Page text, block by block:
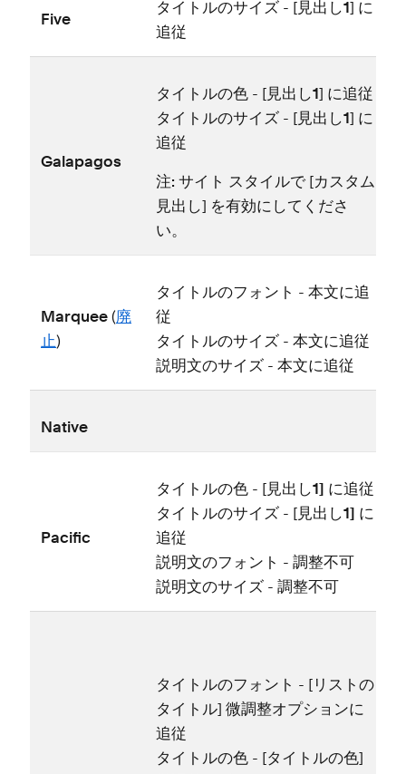
Five
タイトルのサイズ - [⁠ 見出し1
⁠] に
追従
Galapagos
タイトルの色 - [⁠ 見出し1
⁠] に追従
タイトルのサイズ - [⁠
見出し1
⁠] に
追従
注⁠: サイト スタイルで [⁠
カスタム
見出し
⁠] を有効にしてくださ
い⁠。
Marquee (⁠廃
止⁠)
タイトルのフ⁠ォント - 本文に追
従
タイトルのサイズ - 本文に追従
説明文のサイズ - 本文に追従
Native
Pacific
タイトルの色 - [⁠
見出し1⁠] に追従
タイトルのサイズ - [⁠
見出し1⁠] に
追従
説明文のフ⁠ォント - 調整不可
説明文のサイズ - 調整不可
タイトルのフ⁠ォント - [⁠
リストの
タイトル ⁠] 微調整オプシ⁠ョンに
追従
タイトルの色 - [⁠ タイトルの色